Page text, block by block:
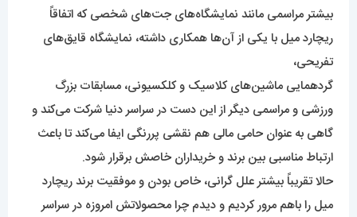
بیشتر مراسمی مانند نمایشگاه‌های جت‌های شخصی که اتفاقاً
ریچارد میل با یکی از آن‌ها همکاری داشته، نمایشگاه قایق‌های
تفریحی،
گردهمایی ماشین‌های کلاسیک و کلکسیونی، مسابقات بزرگ
ورزشی و مراسمی دیگر از این دست در سراسر دنیا شرکت می‌کند و
گاهی به عنوان حامی مالی هم نقشی پررنگی ایفا می‌کند تا باعث
ارتباط مناسبی بین برند و خریداران خاصش برقرار شود.
حالا تقریباً بیشتر علل گرانی، خاص بودن و موفقیت برند ریچارد
میل را باهم مرور کردیم و دیدم چرا محصولاتش امروزه در سراسر